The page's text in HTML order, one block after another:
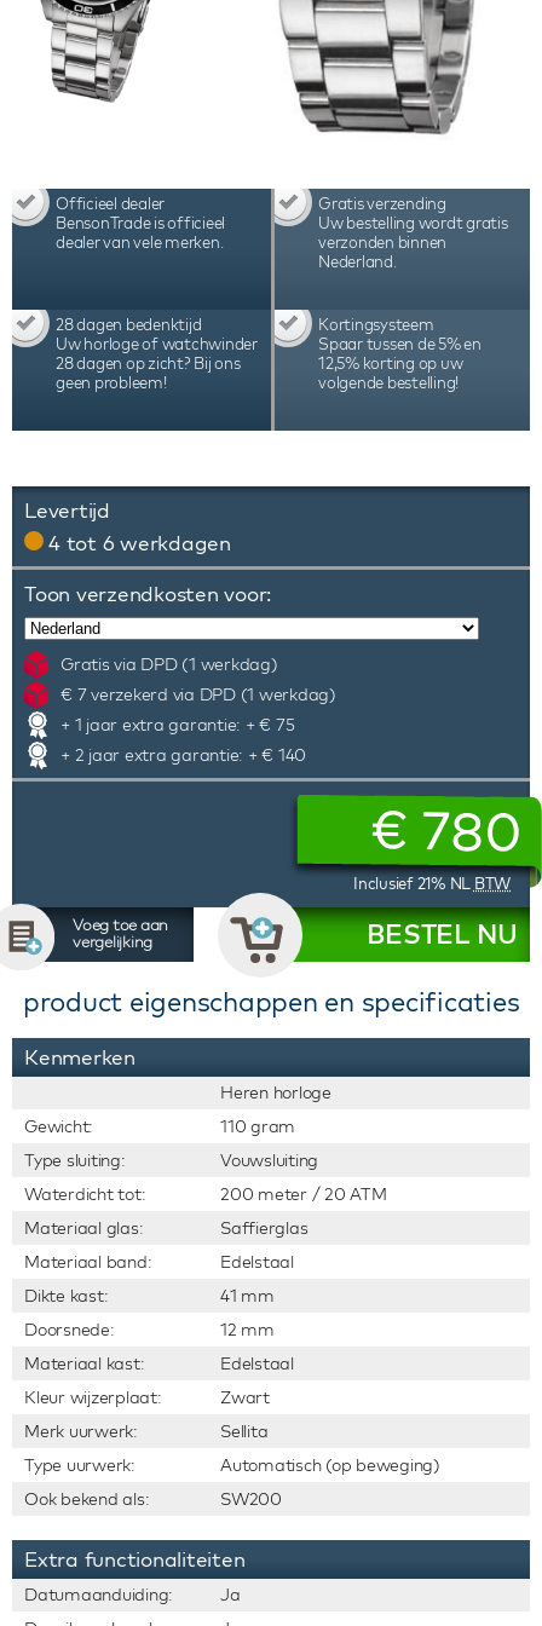
Officieel dealer
BensonTrade is officieel
dealer van vele merken.
Gratis verzending
Uw bestelling wordt gratis
verzonden binnen
Nederland.
28 dagen bedenktijd
Uw horloge of watchwinder
28 dagen op zicht? Bij ons
geen probleem!
Kortingsysteem
Spaar tussen de 5% en
12,5% korting op uw
volgende bestelling!
Levertijd
4 tot 6 werkdagen
Toon verzendkosten voor:
Gratis via DPD (1 werkdag)
€ 7 verzekerd via DPD (1 werkdag)
+ 1 jaar extra garantie: + € 75
+ 2 jaar extra garantie: + € 140
€ 780
Inclusief 21% NL BTW
Voeg toe aan
vergelijking
BESTEL NU
product eigenschappen en specificaties
Kenmerken
Heren horloge
Gewicht:
110 gram
Type sluiting:
Vouwsluiting
Waterdicht tot:
200 meter / 20 ATM
Materiaal glas:
Saffierglas
Materiaal band:
Edelstaal
Dikte kast:
41 mm
Doorsnede:
12 mm
Materiaal kast:
Edelstaal
Kleur wijzerplaat:
Zwart
Merk uurwerk:
Sellita
Type uurwerk:
Automatisch (op beweging)
Ook bekend als:
SW200
Extra functionaliteiten
Datumaanduiding:
Ja